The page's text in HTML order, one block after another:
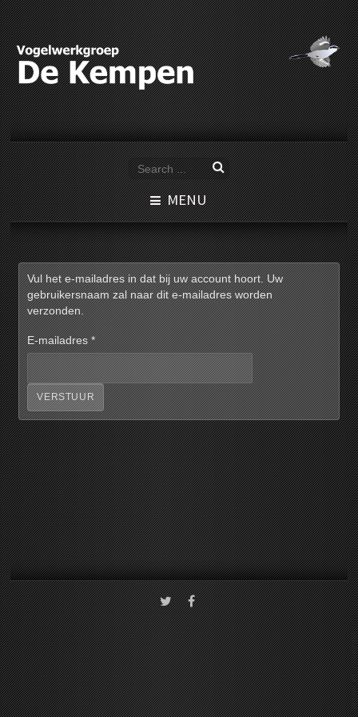
MENU
Vul het e-mailadres in dat bij uw account hoort. Uw
gebruikersnaam zal naar dit e-mailadres worden
verzonden.
E-mailadres*
VERSTUUR